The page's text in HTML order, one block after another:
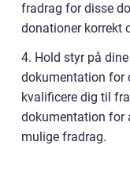
fradrag for disse
donationer korrekt
4. Hold styr på
dokumentation for
kvalificere dig til
dokumentation for
mulige fradrag.